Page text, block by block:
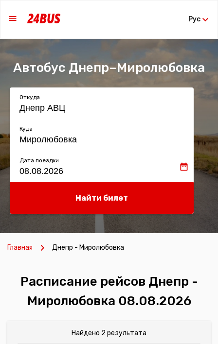
Рус
Автобус Днепр–Миролюбовка
Откуда
Куда
Дата поездки
Найти билет
Главная Днепр - Миролюбовка
Расписание рейсов Днепр -
Миролюбовка 08.08.2026
Найдено 2 результата